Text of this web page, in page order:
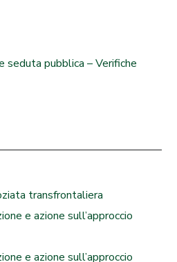
seduta pubblica – Verifiche
transfrontaliera
e azione sull’approccio
e azione sull’approccio